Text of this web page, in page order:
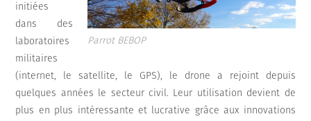
Parrot BEBOP
initiées
dans des
laboratoires
militaires
(internet, le satellite, le GPS), le drone a rejoint depuis
quelques années le secteur civil. Leur utilisation devient de
plus en plus intéressante et lucrative grâce aux innovations